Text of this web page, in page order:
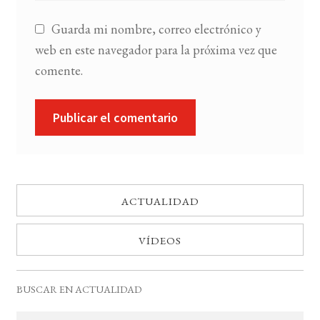
Guarda mi nombre, correo electrónico y
web en este navegador para la próxima vez que
comente.
ACTUALIDAD
VÍDEOS
BUSCAR EN ACTUALIDAD